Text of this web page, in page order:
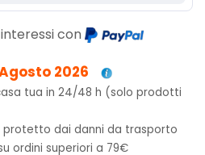
con
2026
tua in 24/48 h (solo prodotti
protetto dai danni da trasporto
ordini superiori a 79€